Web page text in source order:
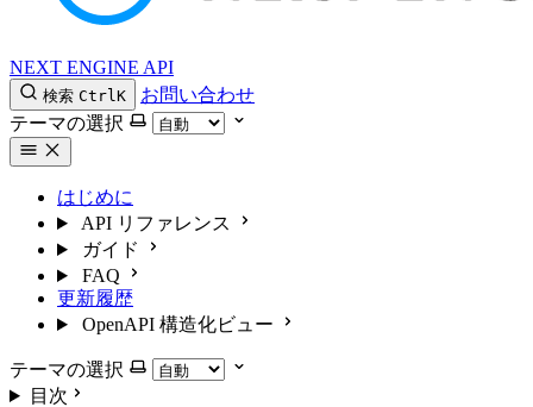
NEXT ENGINE API
検索 CtrlK
お問い合わせ
テーマの選択
はじめに
API リファレンス
ガイド
FAQ
更新履歴
OpenAPI 構造化ビュー
テーマの選択
目次